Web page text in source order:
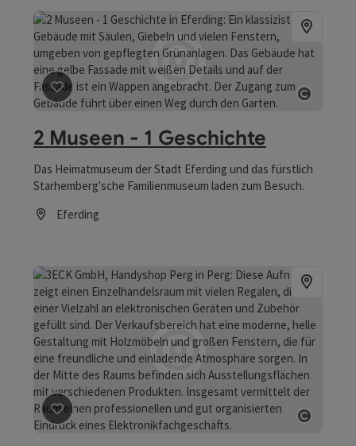
Beitrag merken : 2 Museen - 1 Geschichte
2 Museen - 1 Geschichte
Das Heimatmuseum der Stadt Eferding und das fürstlich
Starhemberg'sche Familienmuseum laden zum Besuch.
Eferding
Beitrag merken: 3ECK GmbH, Handyshop Perg